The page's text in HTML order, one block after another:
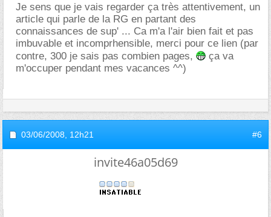
Je sens que je vais regarder ça très attentivement, un
article qui parle de la RG en partant des
connaissances de sup' ... Ca m'a l'air bien fait et pas
imbuvable et incomprhensible, merci pour ce lien (par
contre, 300 je sais pas combien pages,
ça va
m'occuper pendant mes vacances ^^)
03/06/2008, 12h21 #6
invite46a05d69